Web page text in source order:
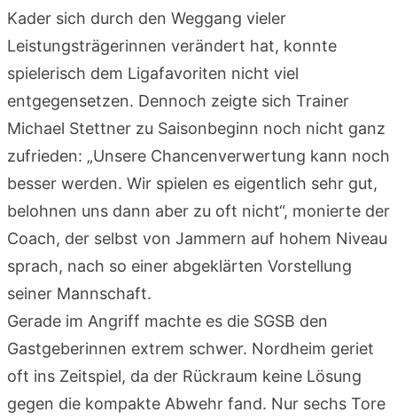
Kader sich durch den Weggang vieler
Leistungsträgerinnen verändert hat, konnte
spielerisch dem Ligafavoriten nicht viel
entgegensetzen. Dennoch zeigte sich Trainer
Michael Stettner zu Saisonbeginn noch nicht ganz
zufrieden: „Unsere Chancenverwertung kann noch
besser werden. Wir spielen es eigentlich sehr gut,
belohnen uns dann aber zu oft nicht“, monierte der
Coach, der selbst von Jammern auf hohem Niveau
sprach, nach so einer abgeklärten Vorstellung
seiner Mannschaft.
Gerade im Angriff machte es die SGSB den
Gastgeberinnen extrem schwer. Nordheim geriet
oft ins Zeitspiel, da der Rückraum keine Lösung
gegen die kompakte Abwehr fand. Nur sechs Tore